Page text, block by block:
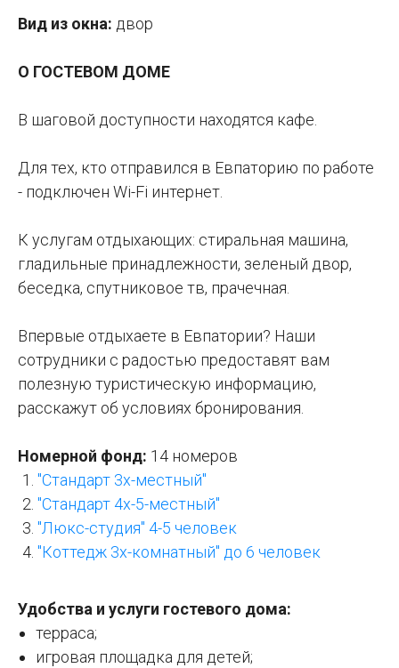
Вид из окна: двор
О ГОСТЕВОМ ДОМЕ
В шаговой доступности находятся кафе.
Для тех, кто отправился в Евпаторию по работе
- подключен Wi-Fi интернет.
К услугам отдыхающих: стиральная машина,
гладильные принадлежности, зеленый двор,
беседка, спутниковое тв, прачечная.
Впервые отдыхаете в Евпатории? Наши
сотрудники с радостью предоставят вам
полезную туристическую информацию,
расскажут об условиях бронирования.
Номерной фонд: 14 номеров
"Стандарт 3х-местный"
"Стандарт 4х-5-местный"
"Люкс-студия" 4-5 человек
"Коттедж 3х-комнатный" до 6 человек
Удобства и услуги гостевого дома:
терраса;
игровая площадка для детей;